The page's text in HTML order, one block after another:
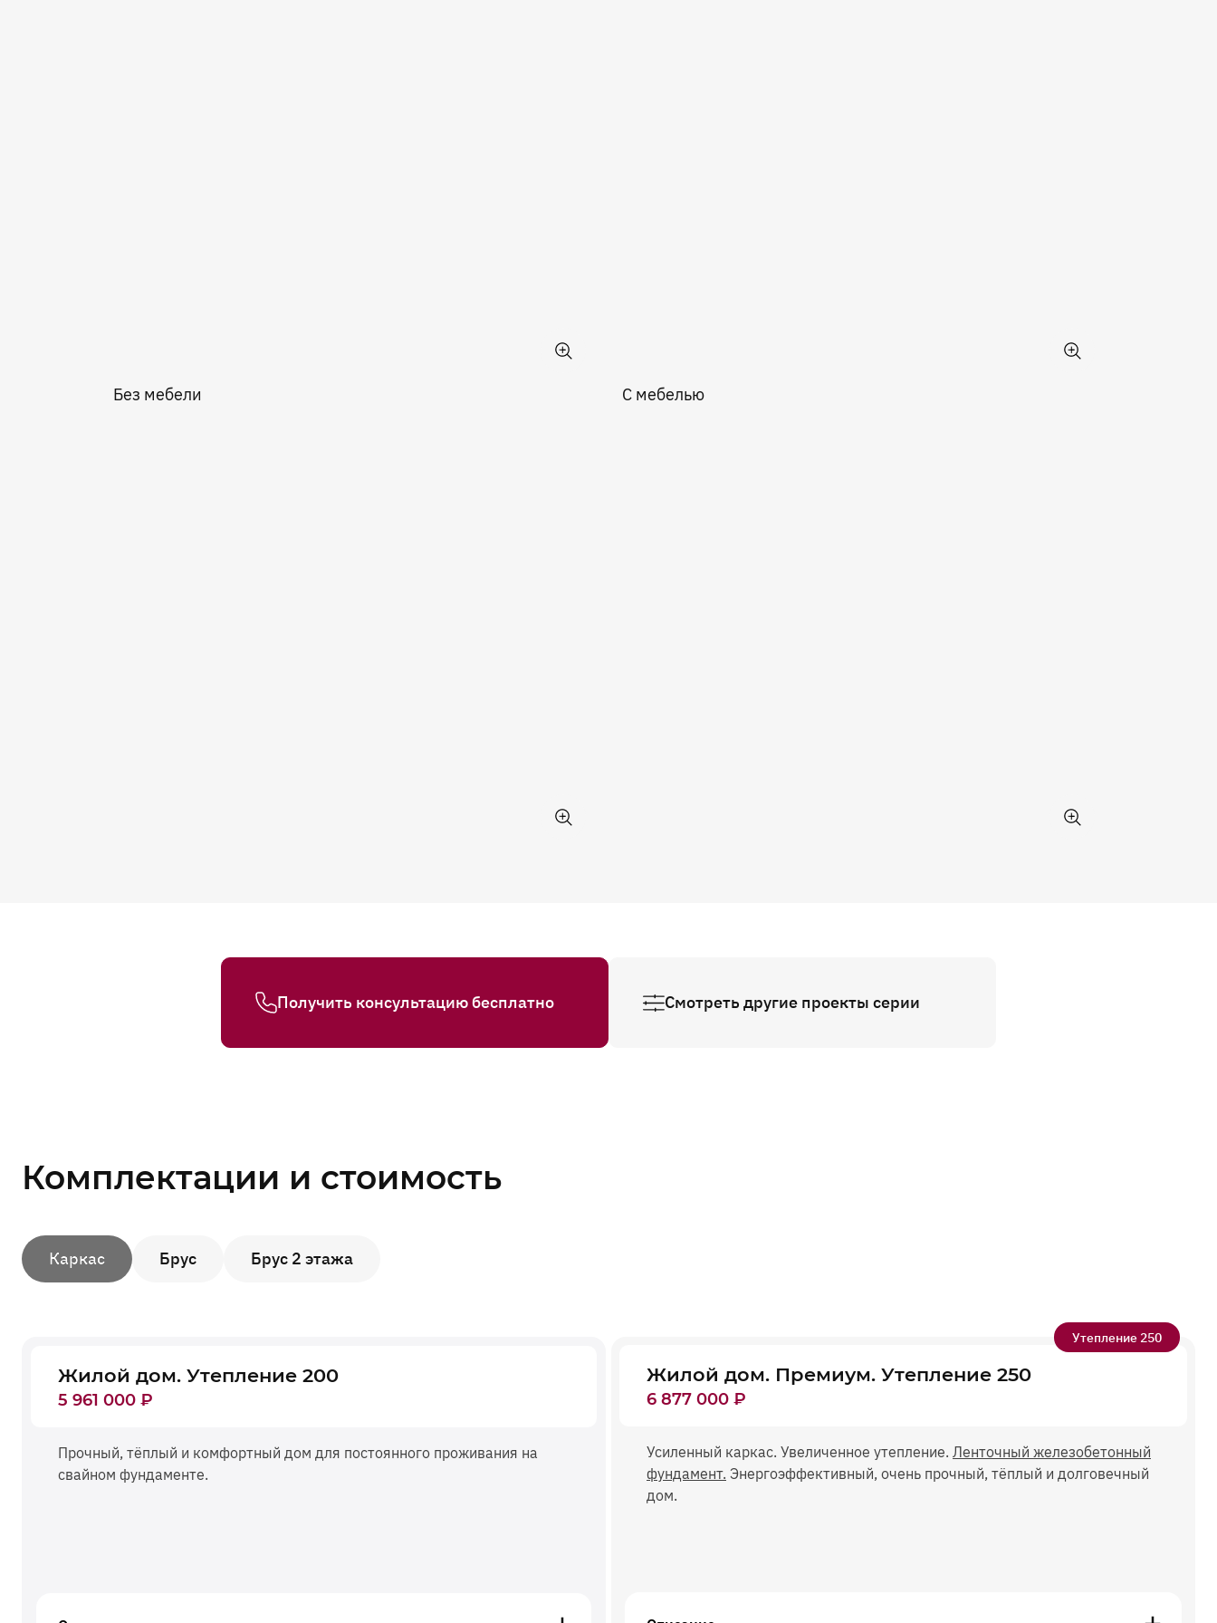
Без мебели С мебелью
Получить консультацию бесплатно Смотреть другие проекты серии
Комплектации и стоимость
Каркас Брус Брус 2 этажа
Жилой дом. Утепление 200
5 961 000 ₽
Прочный, тёплый и комфортный дом для постоянного проживания на
свайном фундаменте.
Утепление 250
Жилой дом. Премиум. Утепление 250
6 877 000 ₽
Усиленный каркас. Увеличенное утепление. Ленточный железобетонный
фундамент. Энергоэффективный, очень прочный, тёплый и долговечный
дом.